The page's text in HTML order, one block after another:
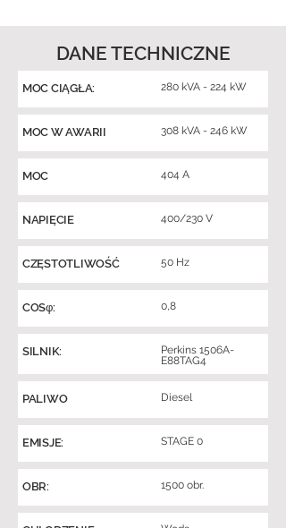
DANE TECHNICZNE
MOC CIĄGŁA: 280 kVA - 224 kW
MOC W AWARII 308 kVA - 246 kW
MOC 404 A
NAPIĘCIE 400/230 V
CZĘSTOTLIWOŚĆ 50 Hz
COSφ: 0,8
SILNIK:
Perkins 1506A-
E88TAG4
PALIWO Diesel
EMISJE: STAGE 0
OBR: 1500 obr.